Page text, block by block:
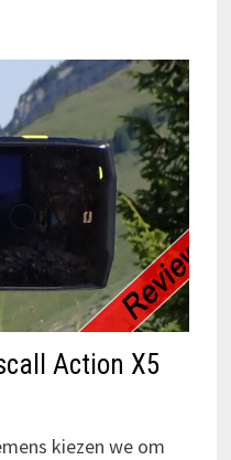
Action X5
kiezen we om